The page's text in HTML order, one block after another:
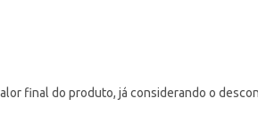
final do produto, já considerando o